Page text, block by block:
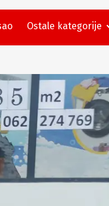
Ostale kategorije